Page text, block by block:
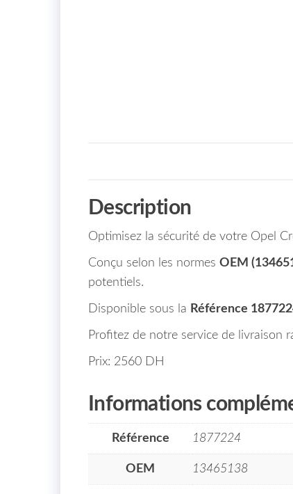
Description
Optimisez la sécurité de votre Opel
Conçu selon les normes OEM
potentiels.
Disponible sous la Référence
Profitez de notre service de livraison
Prix: 2560 DH
Informations
Référence 1877224
OEM 13465138